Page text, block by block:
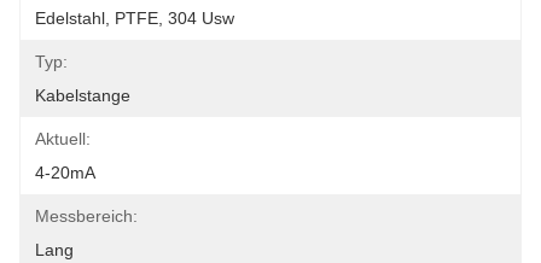
Edelstahl, PTFE, 304 Usw
Typ:
Kabelstange
Aktuell:
4-20mA
Messbereich:
Lang